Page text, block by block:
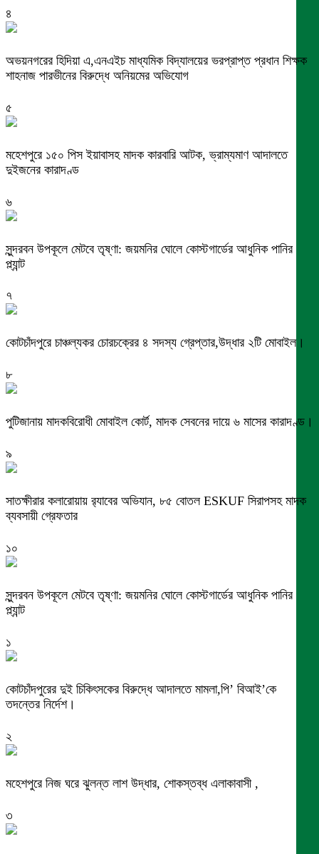
৪
অভয়নগরের হিদিয়া এ,এনএইচ মাধ্যমিক বিদ্যালয়ের ভরপ্রাপ্ত প্রধান শিক্ষক
শাহনাজ পারভীনের বিরুদ্ধে অনিয়মের অভিযোগ
৫
মহেশপুরে ১৫০ পিস ইয়াবাসহ মাদক কারবারি আটক, ভ্রাম্যমাণ আদালতে
দুইজনের কারাদণ্ড
৬
সুন্দরবন উপকূলে মেটবে তৃষ্ণা: জয়মনির ঘোলে কোস্টগার্ডের আধুনিক পানির
প্ল্যান্ট
৭
কোটচাঁদপুরে চাঞ্চল্যকর চোরচক্রের ৪ সদস্য গ্রেপ্তার,উদ্ধার ২টি মোবাইল।
৮
পুটিজানায় মাদকবিরোধী মোবাইল কোর্ট, মাদক সেবনের দায়ে ৬ মাসের কারাদণ্ড।
৯
সাতক্ষীরার কলারোয়ায় র‍্যাবের অভিযান, ৮৫ বোতল ESKUF সিরাপসহ মাদক
ব্যবসায়ী গ্রেফতার
১০
সুন্দরবন উপকূলে মেটবে তৃষ্ণা: জয়মনির ঘোলে কোস্টগার্ডের আধুনিক পানির
প্ল্যান্ট
১
কোটচাঁদপুরের দুই চিকিৎসকের বিরুদ্ধে আদালতে মামলা,পি’ বিআই’কে
তদন্তের নির্দেশ।
২
মহেশপুরে নিজ ঘরে ঝুলন্ত লাশ উদ্ধার, শোকস্তব্ধ এলাকাবাসী ,
৩